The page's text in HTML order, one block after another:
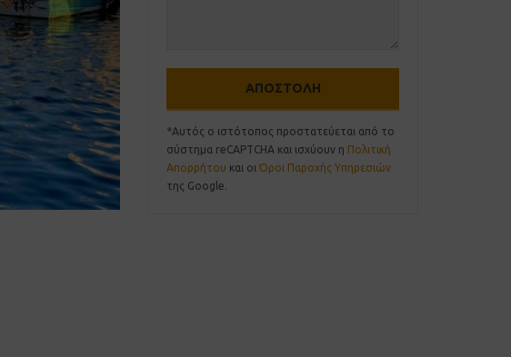
*Αυτός ο ιστότοπος προστατεύεται από το
σύστημα reCAPTCHA και ισχύουν η Πολιτική
Απορρήτου και οιΌροι Παροχής Υπηρεσιών
της Google.